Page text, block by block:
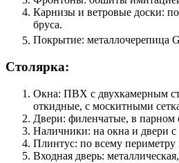
Карнизы и ветровые доски:
бруса.
Покрытие: металлочерепица
Столярка:
Окна: ПВХ с двухкамерным
откидные, с москитными
Двери: филенчатые, в парном
Наличники: на окна и двери с
Плинтус: по всему
Входная дверь: